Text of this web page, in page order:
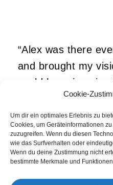
Cookie-
Um dir ein optimales Erlebnis zu
Cookies, um Geräteinformationen
zuzugreifen. Wenn du diesen
wie das Surfverhalten oder
Wenn du deine Zustimmung nicht
bestimmte Merkmale und
“Alex was there
and brought my
could have
Josh Margolis
Founder of DAF